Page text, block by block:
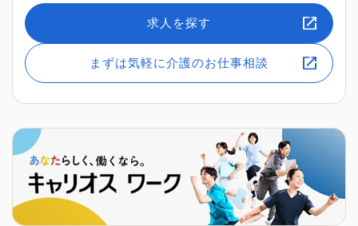
求人を探す
まずは気軽に介護のお仕事相談